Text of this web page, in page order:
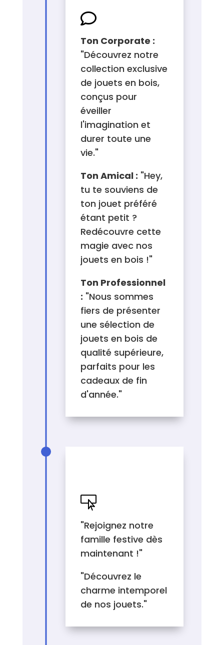

Ton Corporate :
"Découvrez notre
collection exclusive
de jouets en bois,
conçus pour
éveiller
l'imagination et
durer toute une
vie."
Ton Amical : "Hey,
tu te souviens de
ton jouet préféré
étant petit ?
Redécouvre cette
magie avec nos
jouets en bois !"
Ton Professionnel
: "Nous sommes
fiers de présenter
une sélection de
jouets en bois de
qualité supérieure,
parfaits pour les
cadeaux de fin
d'année."

"Rejoignez notre
famille festive dès
maintenant !"
"Découvrez le
charme intemporel
de nos jouets."